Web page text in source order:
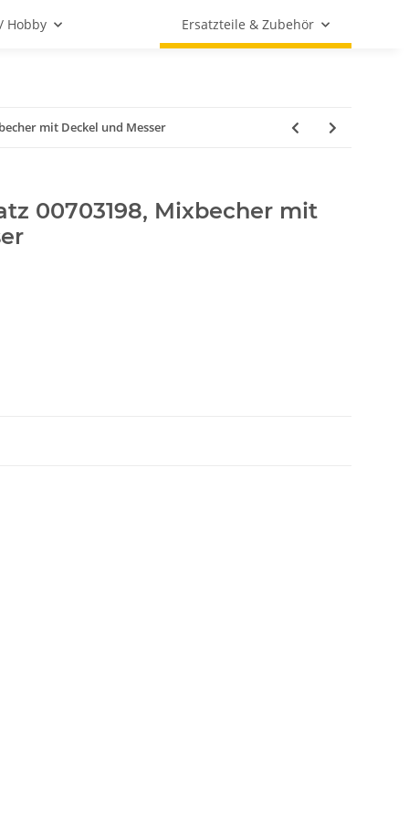
Hobby Ersatzteile & Zubehör
mit Deckel und Messer
00703198, Mixbecher mit